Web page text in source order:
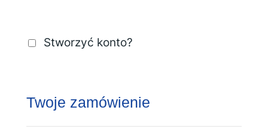
Stworzyć konto?
Twoje zamówienie